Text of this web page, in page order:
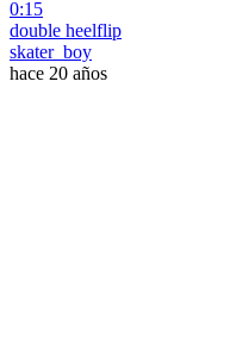
0:15
double heelflip
skater_boy
hace 20 años